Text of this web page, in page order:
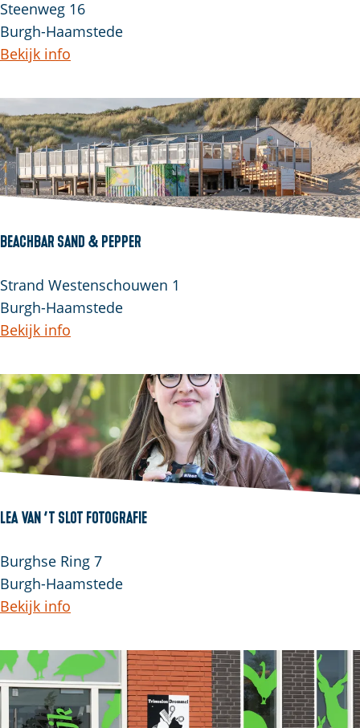
Steenweg 16
Burgh-Haamstede
Bekijk info
Beachbar Sand & Pepper
Strand Westenschouwen 1
Burgh-Haamstede
Bekijk info
Lea van ’t Slot Fotografie
Burghse Ring 7
Burgh-Haamstede
Bekijk info